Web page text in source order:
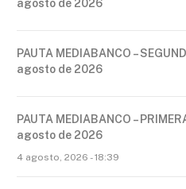
agosto de 2026
PAUTA MEDIABANCO –
agosto de 2026
PAUTA MEDIABANCO –
agosto de 2026
4 agosto, 2026 - 18:39